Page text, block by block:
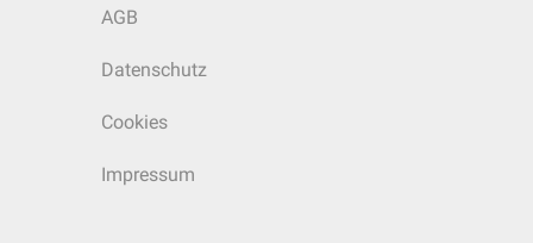
AGB
Datenschutz
Cookies
Impressum